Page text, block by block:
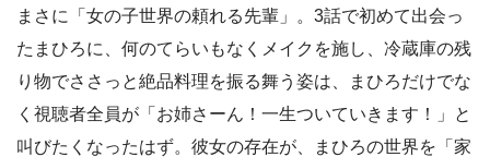
まさに「女の子世界の頼れる先輩」。3話で初めて出会っ
たまひろに、何のてらいもなくメイクを施し、冷蔵庫の残
り物でささっと絶品料理を振る舞う姿は、まひろだけでな
く視聴者全員が「お姉さーん！一生ついていきます！」と
叫びたくなったはず。彼女の存在が、まひろの世界を「家